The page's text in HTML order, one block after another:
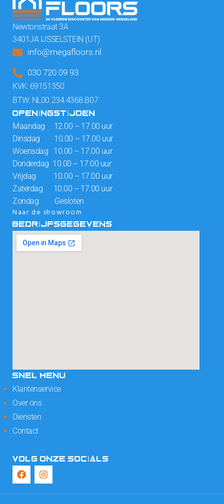
Newtonstraat 3A
3401JA IJSSELSTEIN (UT)
info@megafloors.nl
030 720 09 93
KVK: 69151350
BTW: NL00.234.4368.B07
OPENINGSTIJDEN
Maandag 12.00 – 17.00 uur
Dinsdag 10.00 – 17.00 uur
Woensdag 10.00 – 17.00 uur
Donderdag 10.00 – 17.00 uur
Vrijdag 10.00 – 17.00 uur
Zaterdag 10.00 – 17.00 uur
Zondag Gesloten
Naar de showroom
BEDRIJFSGEGEVENS
SNEL MENU
Klantenservice
Over ons
Diensten
Contact
VOLG ONZE SOCIALS